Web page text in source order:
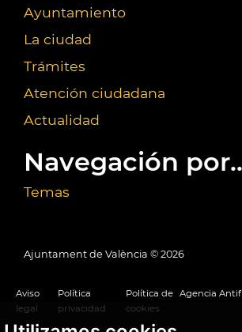
Ayuntamiento
La ciudad
Trámites
Atención ciudadana
Actualidad
Navegación
Temas
Ajuntament de València © 2026
Aviso
legal
Política
privacidad
Política de
cookies
Agencia